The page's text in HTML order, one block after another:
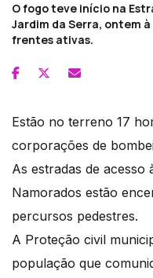
O fogo teve início na
Jardim da Serra, ontem
frentes ativas.
Estão no terreno 17
corporações de
As estradas de acesso
Namorados estão
percursos pedestres.
A Proteção civil
população que